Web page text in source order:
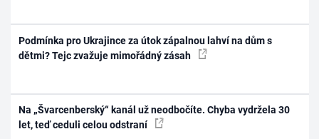
Podmínka pro Ukrajince za útok zápalnou lahví na dům s
dětmi? Tejc zvažuje mimořádný zásah
Na „Švarcenberský“ kanál už neodbočíte. Chyba vydržela 30
let, teď ceduli celou odstraní